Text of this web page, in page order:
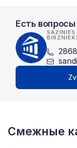
Есть
SAZINIES
Смежные